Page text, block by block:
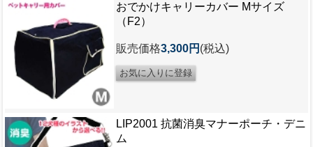
おでかけキャリーカバー Mサイズ
（F2）
販売価格3,300円 (税込)
LIP2001 抗菌消臭マナーポーチ・デニ
ム